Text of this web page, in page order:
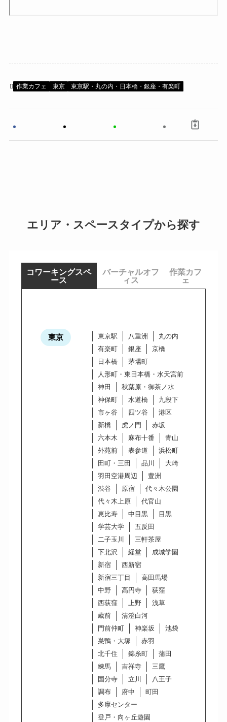
作業カフェ 東京 東京駅・丸の内・日本橋・銀座・有楽町
エリア・スペースタイプから探す
コワーキングスペ
ース
バーチャルオフ
ィス
作業カフ
ェ
東京 東京駅 八重洲
丸の内
有楽町
銀座
京橋
日本橋
茅場町
人形町・東日本橋・水天宮前
神田
秋葉原・御茶ノ水
神保町
水道橋
九段下
市ヶ谷
四ツ谷
港区
新橋
虎ノ門
赤坂
六本木
麻布十番
青山
外苑前
表参道
浜松町
田町・三田
品川
大崎
羽田空港周辺
豊洲
渋谷
原宿
代々木公園
代々木上原
代官山
恵比寿
中目黒
目黒
学芸大学
五反田
二子玉川
三軒茶屋
下北沢
経堂
成城学園
新宿
西新宿
新宿三丁目
高田馬場
中野
高円寺
荻窪
西荻窪
上野
浅草
蔵前
清澄白河
門前仲町
神楽坂
池袋
巣鴨・大塚
赤羽
北千住
錦糸町
蒲田
練馬
吉祥寺
三鷹
国分寺
立川
八王子
調布
府中
町田
多摩センター
登戸・向ヶ丘遊園